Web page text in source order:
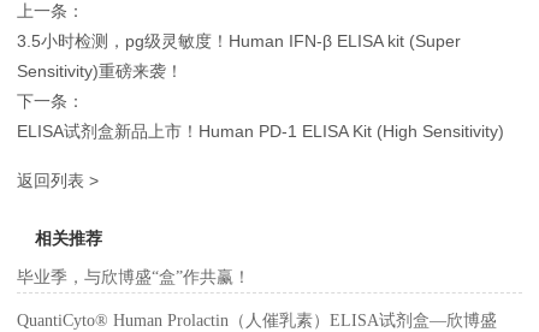
上一条：
3.5小时检测，pg级灵敏度！Human IFN-β ELISA kit (Super
Sensitivity)重磅来袭！
下一条：
ELISA试剂盒新品上市！Human PD-1 ELISA Kit (High Sensitivity)
返回列表 >
相关推荐
毕业季，与欣博盛“盒”作共赢！
QuantiCyto® Human Prolactin（人催乳素）ELISA试剂盒—欣博盛